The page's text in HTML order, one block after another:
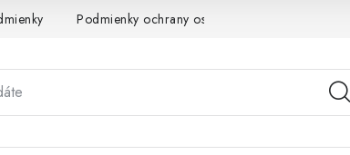
Podmienky ochrany osobných údajov